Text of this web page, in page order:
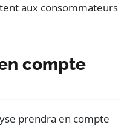
aux consommateurs
compte
prendra en compte